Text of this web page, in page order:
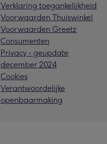
Verklaring toegankelijkheid
Voorwaarden Thuiswinkel
Voorwaarden Greetz
Consumenten
Privacy - geupdate
december 2024
Cookies
Verantwoordelijke
openbaarmaking